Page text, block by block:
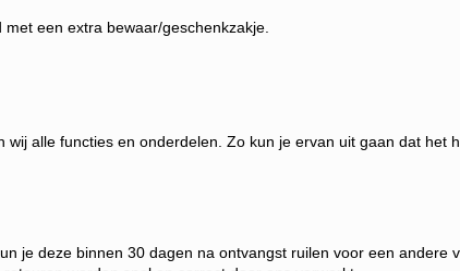
een extra bewaar/geschenkzakje.
alle functies en onderdelen. Zo kun je ervan uit gaan dat
je deze binnen 30 dagen na ontvangst ruilen voor een